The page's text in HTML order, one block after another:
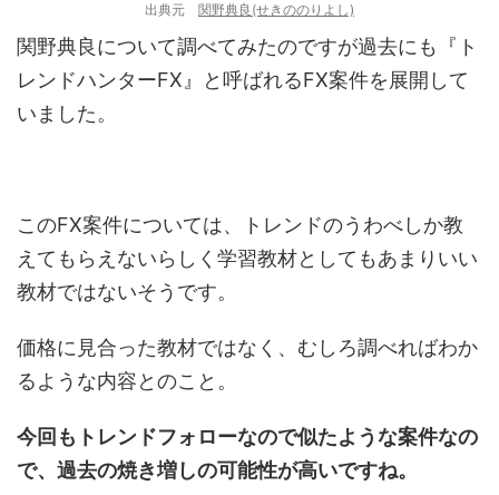
出典元 関野典良(せきののりよし)
関野典良について調べてみたのですが過去にも『ト
レンドハンターFX』と呼ばれるFX案件を展開して
いました。
このFX案件については、トレンドのうわべしか教
えてもらえないらしく学習教材としてもあまりいい
教材ではないそうです。
価格に見合った教材ではなく、むしろ調べればわか
るような内容とのこと。
今回もトレンドフォローなので似たような案件なの
で、過去の焼き増しの可能性が高いですね。